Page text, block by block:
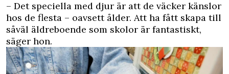
– Det speciella med djur är att de väcker känslor
hos de flesta – oavsett ålder. Att ha fått skapa till
såväl äldreboende som skolor är fantastiskt,
säger hon.